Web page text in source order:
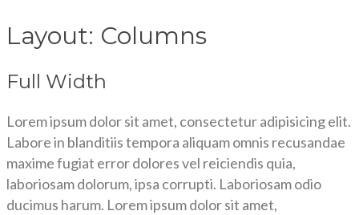
Layout: Columns
Full Width
Lorem ipsum dolor sit amet, consectetur adipisicing elit.
Labore in blanditiis tempora aliquam omnis recusandae
maxime fugiat error dolores vel reiciendis quia,
laboriosam dolorum, ipsa corrupti. Laboriosam odio
ducimus harum. Lorem ipsum dolor sit amet,